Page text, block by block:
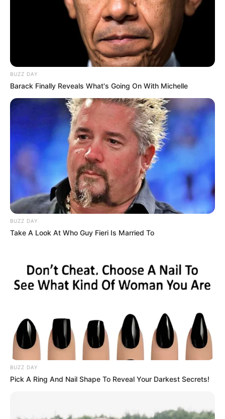
BUZZ DAY
Barack Finally Reveals What's Going On With Michelle
BUZZ DAY
Take A Look At Who Guy Fieri Is Married To
BUZZ DAY
Pick A Ring And Nail Shape To Reveal Your Darkest Secrets!